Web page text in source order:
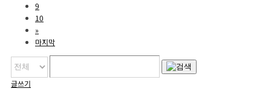
9
10
»
마지막
글쓰기